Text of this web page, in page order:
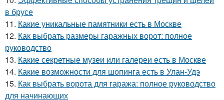
в брусе
11. Какие уникальные памятники есть в Москве
12. Как выбрать размеры гаражных ворот: полное
руководство
13. Какие секретные музеи или галереи есть в Москве
14. Какие возможности для шопинга есть в Улан-Удэ
15. Как выбрать ворота для гаража: полное руководство
для начинающих